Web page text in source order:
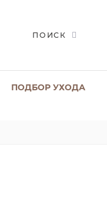
ПОИСК
ПОДБОР УХОДА